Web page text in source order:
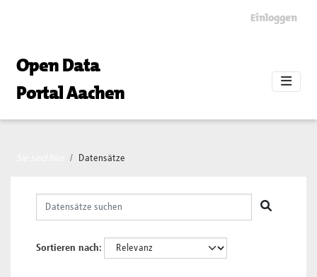
Einloggen
Open Data
Portal Aachen
Datensätze
Sortieren nach